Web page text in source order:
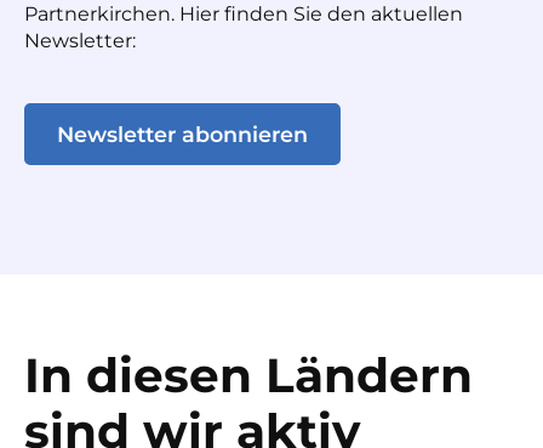
Partnerkirchen. Hier finden Sie den aktuellen
Newsletter:
Newsletter abonnieren
In diesen Ländern
sind wir aktiv